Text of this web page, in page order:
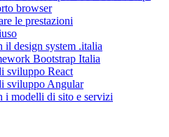
browser
le prestazioni
il design system .italia
Bootstrap Italia
sviluppo React
sviluppo Angular
i modelli di sito e servizi